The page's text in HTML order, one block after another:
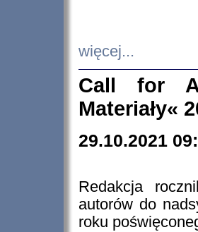
więcej...
Call for
Materiały«
29.10.2021
Redakcja
autorów do
roku